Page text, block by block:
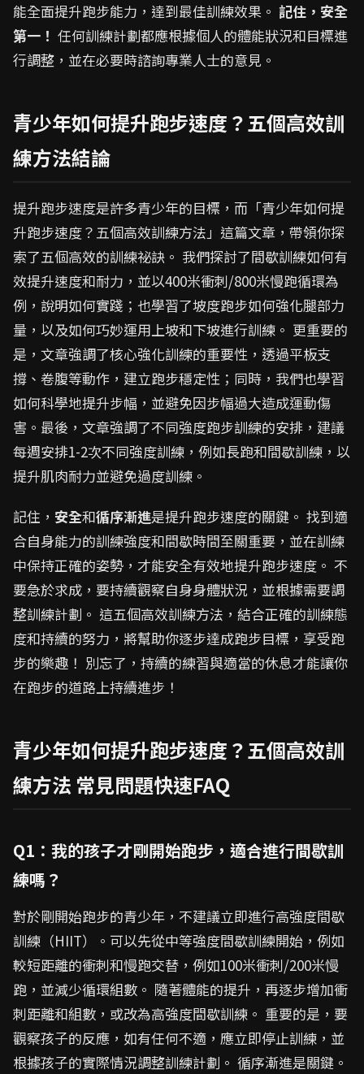
能全面提升跑步能力，達到最佳訓練效果。 記住，安全
第一！ 任何訓練計劃都應根據個人的體能狀況和目標進
行調整，並在必要時諮詢專業人士的意見。
青少年如何提升跑步速度？五個高效訓
練方法結論
提升跑步速度是許多青少年的目標，而「青少年如何提
升跑步速度？五個高效訓練方法」這篇文章，帶領你探
索了五個高效的訓練祕訣。 我們探討了間歇訓練如何有
效提升速度和耐力，並以400米衝刺/800米慢跑循環為
例，說明如何實踐；也學習了坡度跑步如何強化腿部力
量，以及如何巧妙運用上坡和下坡進行訓練。 更重要的
是，文章強調了核心強化訓練的重要性，透過平板支
撐、卷腹等動作，建立跑步穩定性；同時，我們也學習
如何科學地提升步幅，並避免因步幅過大造成運動傷
害。最後，文章強調了不同強度跑步訓練的安排，建議
每週安排1-2次不同強度訓練，例如長跑和間歇訓練，以
提升肌肉耐力並避免過度訓練。
記住， 安全和循序漸進是提升跑步速度的關鍵。 找到適
合自身能力的訓練強度和間歇時間至關重要，並在訓練
中保持正確的姿勢，才能安全有效地提升跑步速度。 不
要急於求成，要持續觀察自身身體狀況，並根據需要調
整訓練計劃。 這五個高效訓練方法，結合正確的訓練態
度和持續的努力，將幫助你逐步達成跑步目標，享受跑
步的樂趣！ 別忘了，持續的練習與適當的休息才能讓你
在跑步的道路上持續進步！
青少年如何提升跑步速度？五個高效訓
練方法 常見問題快速FAQ
Q1：我的孩子才剛開始跑步，適合進行間歇訓
練嗎？
對於剛開始跑步的青少年，不建議立即進行高強度間歇
訓練（HIIT）。可以先從中等強度間歇訓練開始，例如
較短距離的衝刺和慢跑交替，例如100米衝刺/200米慢
跑，並減少循環組數。 隨著體能的提升，再逐步增加衝
刺距離和組數，或改為高強度間歇訓練。 重要的是，要
觀察孩子的反應，如有任何不適，應立即停止訓練，並
根據孩子的實際情況調整訓練計劃。 循序漸進是關鍵。